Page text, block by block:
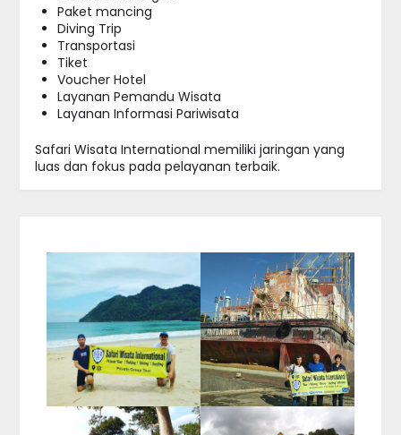
Paket mancing
Diving Trip
Transportasi
Tiket
Voucher Hotel
Layanan Pemandu Wisata
Layanan Informasi Pariwisata
Safari Wisata International memiliki jaringan yang
luas dan fokus pada pelayanan terbaik.